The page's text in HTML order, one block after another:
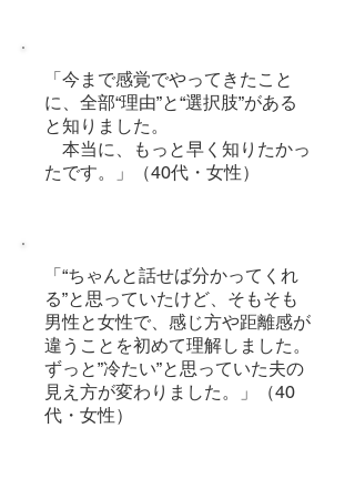
「今まで感覚でやってきたこと
に、全部“理由”と“選択肢”がある
と知りました。
本当に、もっと早く知りたかっ
たです。」（40代・女性）
「“ちゃんと話せば分かってくれ
る”と思っていたけど、そもそも
男性と女性で、感じ方や距離感が
違うことを初めて理解しました。
ずっと”冷たい”と思っていた夫の
見え方が変わりました。
」（40
代・女性）